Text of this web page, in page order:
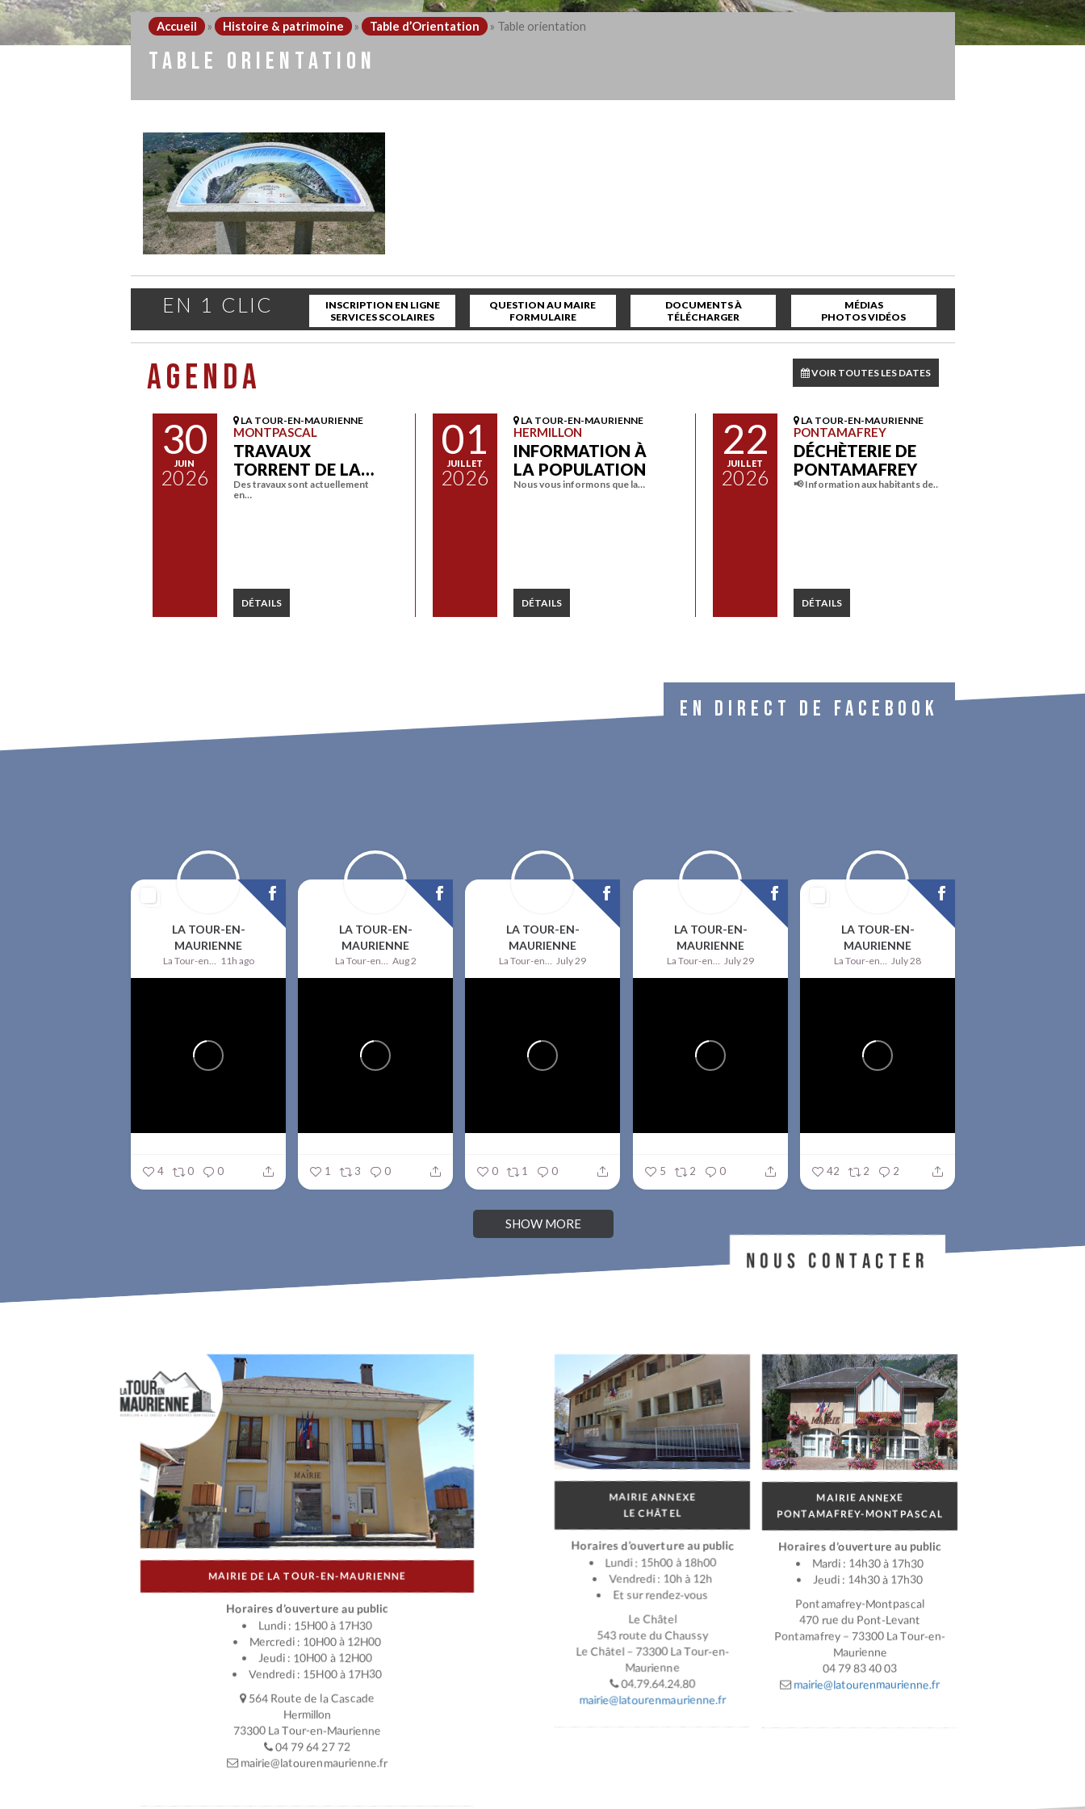
Accueil » Histoire & patrimoine » Table d’Orientation » Table orientation
TABLE ORIENTATION
EN 1 CLIC
INSCRIPTION EN LIGNE
SERVICES SCOLAIRES
QUESTION AU MAIRE
FORMULAIRE
DOCUMENTS À
TÉLÉCHARGER
MÉDIAS
PHOTOS VIDÉOS
AGENDA VOIR TOUTES LES DATES
30
JUIN
2026
LA TOUR-EN-MAURIENNE
MONTPASCAL
TRAVAUX
TORRENT DE LA…
Des travaux sont actuellement
en…
DÉTAILS
01
JUILLET
2026
LA TOUR-EN-MAURIENNE
HERMILLON
INFORMATION À
LA POPULATION
Nous vous informons que la…
DÉTAILS
22
JUILLET
2026
LA TOUR-EN-MAURIENNE
PONTAMAFREY
DÉCHÈTERIE DE
PONTAMAFREY
📢 Information aux habitants de…
DÉTAILS
EN DIRECT DE FACEBOOK
LA TOUR-EN-
MAURIENNE
11h ago
4 0 0
LA TOUR-EN-
MAURIENNE
Aug 2
1 3 0
LA TOUR-EN-
MAURIENNE
July 29
0 1 0
LA TOUR-EN-
MAURIENNE
July 29
5 2 0
LA TOUR-EN-
MAURIENNE
July 28
42 2 2
SHOW MORE
NOUS CONTACTER
MAIRIE DE LA TOUR-EN-MAURIENNE
Horaires d’ouverture au public
Lundi : 15H00 à 17H30
Mercredi : 10H00 à 12H00
Jeudi : 10H00 à 12H00
Vendredi : 15H00 à 17H30
564 Route de la Cascade
Hermillon
73300 La Tour-en-Maurienne
04 79 64 27 72
mairie@latourenmaurienne.fr
MAIRIE ANNEXE
LE CHÂTEL
Horaires d’ouverture au public
Lundi : 15h00 à 18h00
Vendredi : 10h à 12h
Et sur rendez-vous
Le Châtel
543 route du Chaussy
Le Châtel – 73300 La Tour-en-
Maurienne
04.79.64.24.80
mairie@latourenmaurienne.fr
MAIRIE ANNEXE
PONTAMAFREY-MONTPASCAL
Horaires d’ouverture au public
Mardi : 14h30 à 17h30
Jeudi : 14h30 à 17h30
Pontamafrey-Montpascal
470 rue du Pont-Levant
Pontamafrey – 73300 La Tour-en-
Maurienne
04 79 83 40 03
mairie@latourenmaurienne.fr